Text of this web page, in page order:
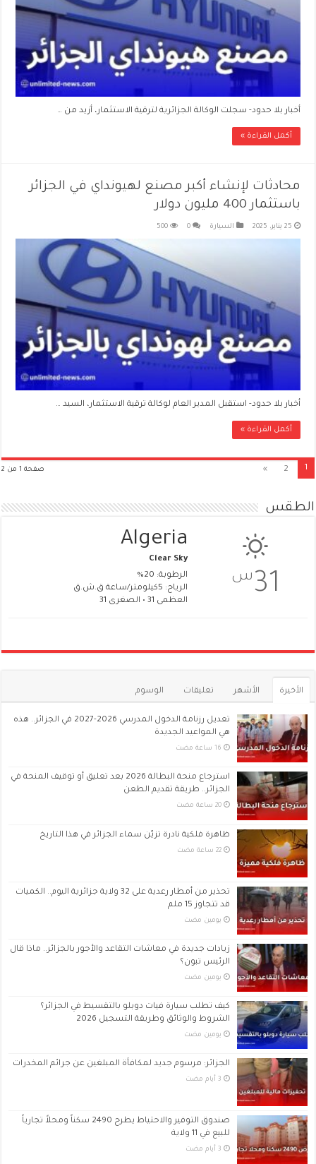
أخبار بلا حدود- سجلت الوكالة الجزائرية لترقية الاستثمار، أزيد من …
أكمل القراءة »
محادثات لإنشاء أكبر مصنع لهيونداي في الجزائر
باستثمار 400 مليون دولار
25 يناير، 2025 السيارة 0
500
أخبار بلا حدود- استقبل المدير العام لوكالة ترقية الاستثمار، السيد …
أكمل القراءة »
صفحة 1 من 2 1
2
»
الطقس
31 س
Algeria
Clear Sky
الرطوبة: 20%
الرياح: 5كيلومتر/ساعة ق.ش.ق‎
العظمى 31 • الصغرى 31
الأخيرة الأشهر تعليقات الوسوم
تعديل رزنامة الدخول المدرسي 2026-2027 في الجزائر.. هذه
هي المواعيد الجديدة
استرجاع منحة البطالة 2026 بعد تعليق أو توقيف المنحة في
الجزائر.. طريقة تقديم الطعن
‏20 ساعة مضت
ظاهرة فلكية نادرة تزيّن سماء الجزائر في هذا التاريخ
‏22 ساعة مضت
تحذير من أمطار رعدية على 32 ولاية جزائرية اليوم.. الكميات
قد تتجاوز 15 ملم
‏يومين مضت
زيادات جديدة في معاشات التقاعد والأجور بالجزائر.. ماذا قال
الرئيس تبون؟
‏يومين مضت
كيف تطلب سيارة فيات دوبلو بالتقسيط في الجزائر؟
الشروط والوثائق وطريقة التسجيل 2026
‏يومين مضت
الجزائر: مرسوم جديد لمكافأة المبلغين عن جرائم المخدرات
صندوق التوفير والاحتياط يطرح 2490 سكناً ومحلاً تجارياً
للبيع في 11 ولاية